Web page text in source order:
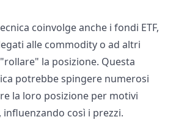
coinvolge anche i fondi ETF,
alle commodity o ad altri
la posizione. Questa
potrebbe spingere numerosi
la loro posizione per motivi
così i prezzi.